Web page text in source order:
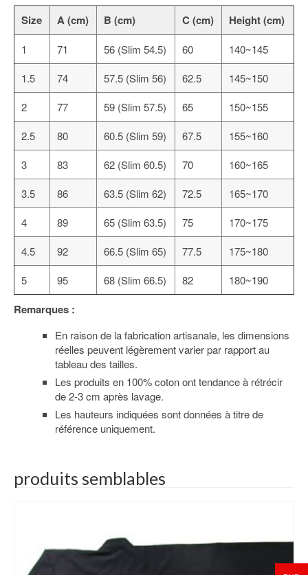
Size A (cm) B (cm) C (cm) Height (cm)
1 71 56 (Slim 54.5) 60
140~145
1.5
74 57.5 (Slim 56) 62.5
145~150
2
77 59 (Slim 57.5) 65
150~155
2.5
80 60.5 (Slim 59) 67.5
155~160
3
83 62 (Slim 60.5) 70
160~165
3.5
86 63.5 (Slim 62) 72.5
165~170
4
89 65 (Slim 63.5) 75
170~175
4.5
92 66.5 (Slim 65) 77.5
175~180
5
95 68 (Slim 66.5) 82 180~190
Remarques :
En raison de la fabrication artisanale, les dimensions
réelles peuvent légèrement varier par rapport au
tableau des tailles.
Les produits en 100% coton ont tendance à rétrécir
de 2-3 cm après lavage.
Les hauteurs indiquées sont données à titre de
référence uniquement.
produits semblables